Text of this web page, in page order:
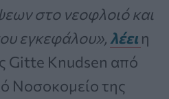
στο νεοφλοιό και
εγκεφάλου», λέει η
Gitte Knudsen από
Νοσοκομείο της